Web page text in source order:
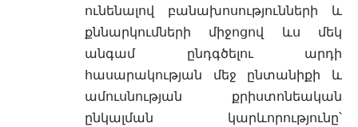
ունենալով բանախոսությունների և
քննարկումների միջոցով ևս մեկ
անգամ ընդգծելու արդի
հասարակության մեջ ընտանիքի և
ամուսնության քրիստոնեական
ընկալման կարևորությունը՝